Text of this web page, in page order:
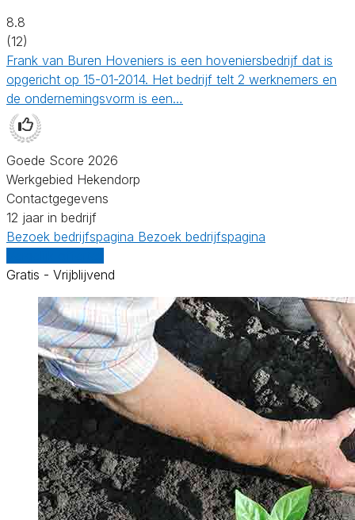
8.8
(12)
Frank van Buren Hoveniers is een hoveniersbedrijf dat is
opgericht op 15-01-2014. Het bedrijf telt 2 werknemers en
de ondernemingsvorm is een…
Goede Score 2026
Werkgebied Hekendorp
Contactgegevens
12 jaar in bedrijf
Bezoek bedrijfspagina Bezoek bedrijfspagina
Gratis - Vrijblijvend